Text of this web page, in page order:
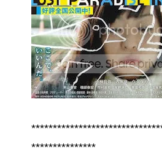
***************